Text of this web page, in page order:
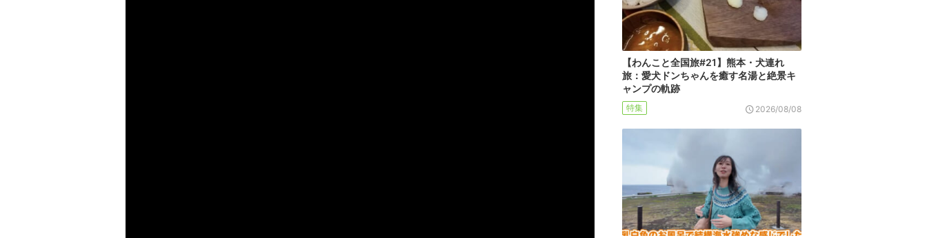
【わんこと全国旅#21】熊本・犬連れ
旅：愛犬ドンちゃんを癒す名湯と絶景キ
ャンプの軌跡
特集 2026/08/08